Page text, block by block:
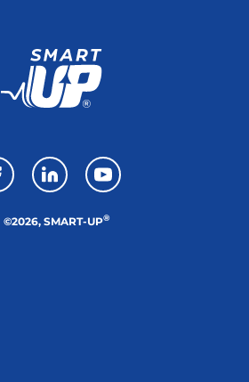
©2026, SMART-UP®